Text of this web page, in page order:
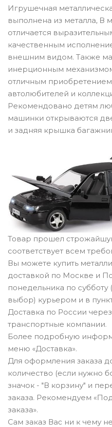
Игрушечная
выполнена из металла, В
отличается
качественным
внешним видом. Также
инерционным
отличным
автолюбителей и
Рекомендовано детям
машинки открываются
и задняя крышка
Товар прошел
соответствует всем
Вы можете купить
доставкой по Москве и
понедельника по
выбор) курьером и в
Доставка по России
транспортные компании.
Более подробную
меню «Доставка».
Для оформления заказа
количество (если нужно
значок - "В корзину" и
заказа. Рекомендуем
заказа».
Сам заказ Вас ни к чему